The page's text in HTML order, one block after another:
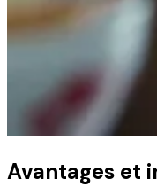
Avantages et